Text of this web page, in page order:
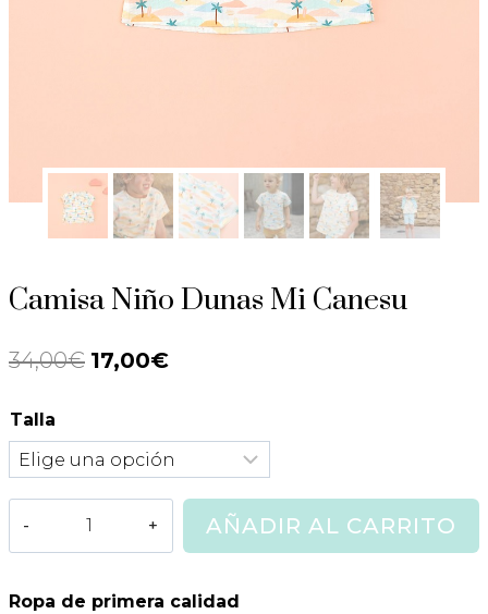
Camisa Niño Dunas Mi Canesu
34,00€ El
era:
34,00€.
17,00€
es:
17,00€.
Talla
Mi
AÑADIR AL CARRITO
Ropa de primera calidad